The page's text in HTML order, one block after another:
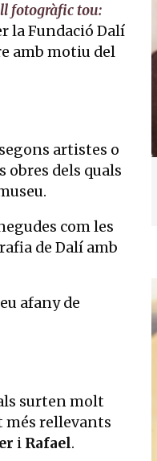
fotogràfic tou:
la Fundació Dalí
amb motiu del
artistes o
obres dels quals
com les
de Dalí amb
afany de
surten molt
més rellevants
i Rafael.